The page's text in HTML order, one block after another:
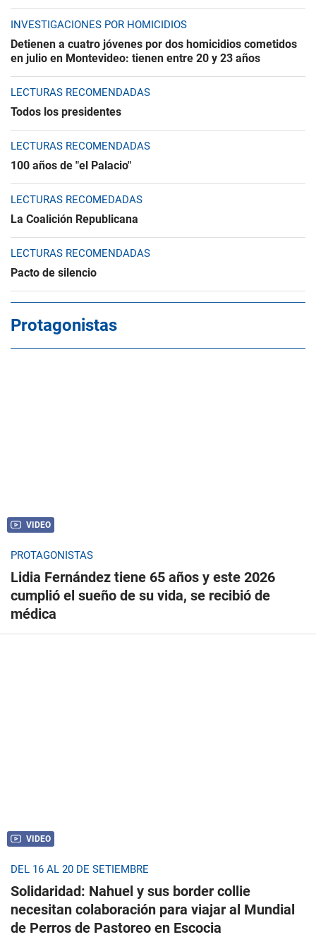
INVESTIGACIONES POR HOMICIDIOS
Detienen a cuatro jóvenes por dos homicidios cometidos
en julio en Montevideo: tienen entre 20 y 23 años
LECTURAS RECOMENDADAS
Todos los presidentes
LECTURAS RECOMENDADAS
100 años de "el Palacio"
LECTURAS RECOMEDADAS
La Coalición Republicana
LECTURAS RECOMENDADAS
Pacto de silencio
Protagonistas
VIDEO
PROTAGONISTAS
Lidia Fernández tiene 65 años y este 2026
cumplió el sueño de su vida, se recibió de
médica
VIDEO
DEL 16 AL 20 DE SETIEMBRE
Solidaridad: Nahuel y sus border collie
necesitan colaboración para viajar al Mundial
de Perros de Pastoreo en Escocia